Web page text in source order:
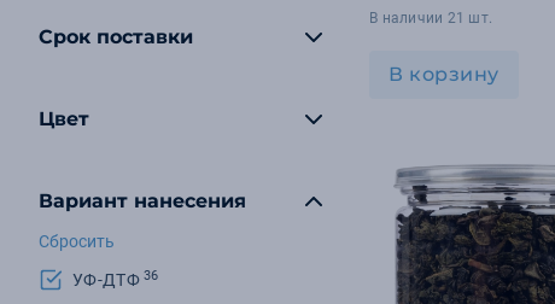
Срок поставки
Цвет
Вариант нанесения
Сбросить
УФ-ДТФ 36
В наличии 21 шт.
В корзину